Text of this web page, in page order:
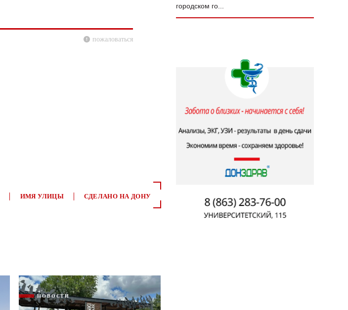
пожаловаться
ИМЯ УЛИЦЫ СДЕЛАНО НА ДОНУ
НОВОСТИ
городском го...